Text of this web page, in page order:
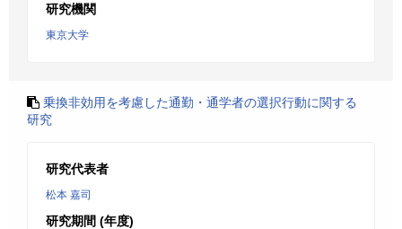
研究機関
東京大学
乗換非効用を考慮した通勤・通学者の選択行動に関する
研究
研究代表者
松本 嘉司
研究期間 (年度)